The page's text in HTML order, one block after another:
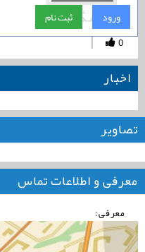
ورود ثبت نام
فروشگاه الگار
0
|
اخبار
تصاویر
معرفی و اطلاعات تماس
معرفی: